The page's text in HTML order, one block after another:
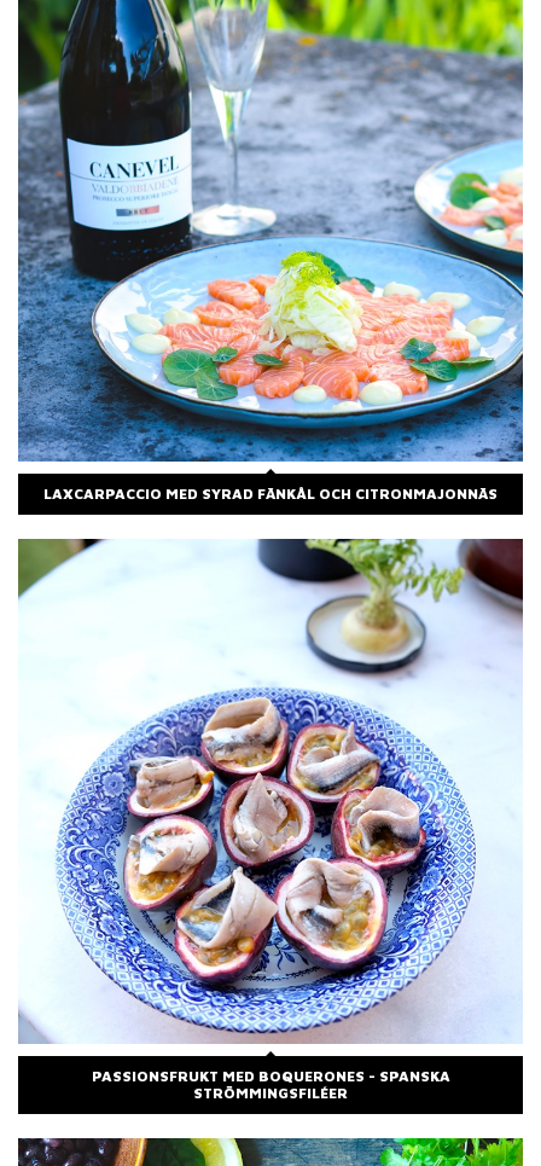
LAXCARPACCIO MED SYRAD FÄNKÅL OCH CITRONMAJONNÄS
PASSIONSFRUKT MED BOQUERONES - SPANSKA
STRÖMMINGSFILÉER